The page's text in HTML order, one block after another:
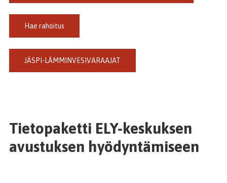
Hae rahoitus
JÄSPI-LÄMMINVESIVARAAJAT
Tietopaketti ELY-keskuksen
avustuksen hyödyntämiseen